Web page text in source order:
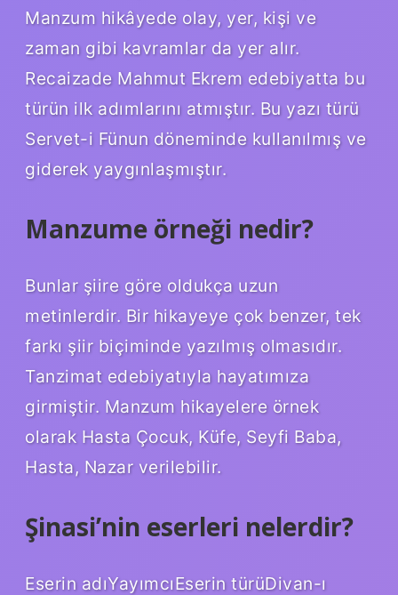
Manzum hikâyede olay, yer, kişi ve
zaman gibi kavramlar da yer alır.
Recaizade Mahmut Ekrem edebiyatta bu
türün ilk adımlarını atmıştır. Bu yazı türü
Servet-i Fünun döneminde kullanılmış ve
giderek yaygınlaşmıştır.
Manzume örneği nedir?
Bunlar şiire göre oldukça uzun
metinlerdir. Bir hikayeye çok benzer, tek
farkı şiir biçiminde yazılmış olmasıdır.
Tanzimat edebiyatıyla hayatımıza
girmiştir. Manzum hikayelere örnek
olarak Hasta Çocuk, Küfe, Seyfi Baba,
Hasta, Nazar verilebilir.
Şinasi’nin eserleri nelerdir?
Eserin adıYayımcıEserin türüDivan-ı